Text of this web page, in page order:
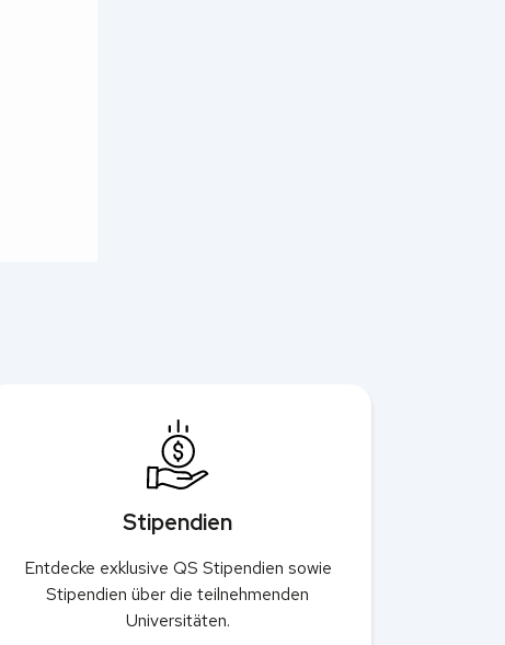
Stipendien
Entdecke exklusive QS Stipendien sowie
Stipendien über die teilnehmenden
Universitäten.